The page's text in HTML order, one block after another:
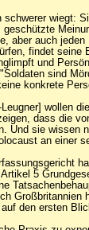
schwerer wiegt:
geschützte
aber auch
findet seine
und
sind
konkrete
wollen
dass die
Und sie wissen
an einer
5
Großbritannien
den ersten